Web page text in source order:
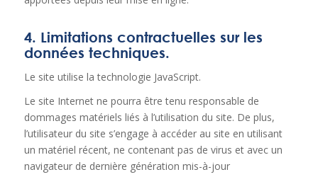
4. Limitations contractuelles sur les
données techniques.
Le site utilise la technologie JavaScript.
Le site Internet ne pourra être tenu responsable de
dommages matériels liés à l’utilisation du site. De plus,
l’utilisateur du site s’engage à accéder au site en utilisant
un matériel récent, ne contenant pas de virus et avec un
navigateur de dernière génération mis-à-jour